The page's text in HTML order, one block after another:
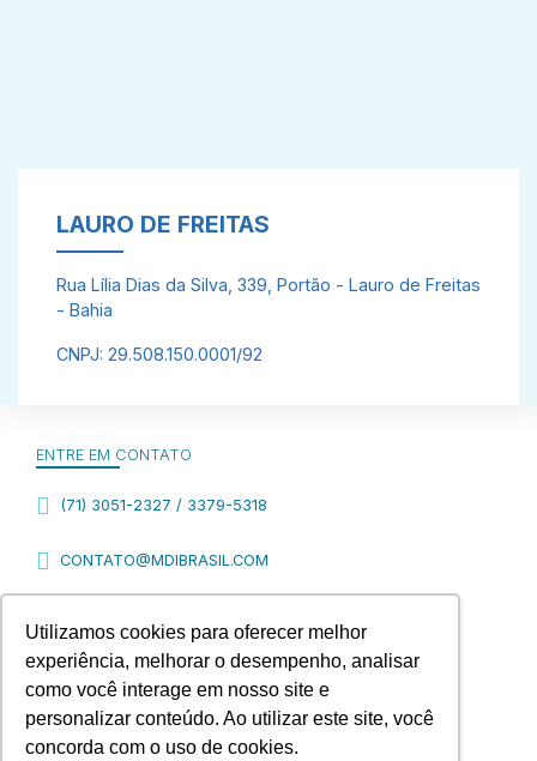
Utilizamos cookies para oferecer melhor
experiência, melhorar o desempenho, analisar
como você interage em nosso site e
personalizar conteúdo. Ao utilizar este site, você
concorda com o uso de cookies.
LAURO DE FREITAS
Rua Lília Dias da Silva, 339, Portão - Lauro de Freitas
- Bahia
CNPJ: 29.508.150.0001/92
ENTRE EM CONTATO
(71) 3051-2327 / 3379-5318
CONTATO@MDIBRASIL.COM
FINANCIAMENTO